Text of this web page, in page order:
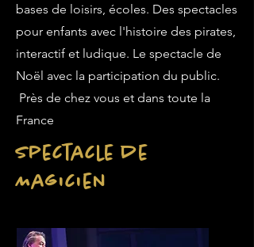
bases de loisirs, écoles. Des spectacles
pour enfants avec l'histoire des pirates,
interactif et ludique. Le spectacle de
Noël avec la participation du public.
Près de chez vous et dans toute la
France
Spectacle de
Magicien